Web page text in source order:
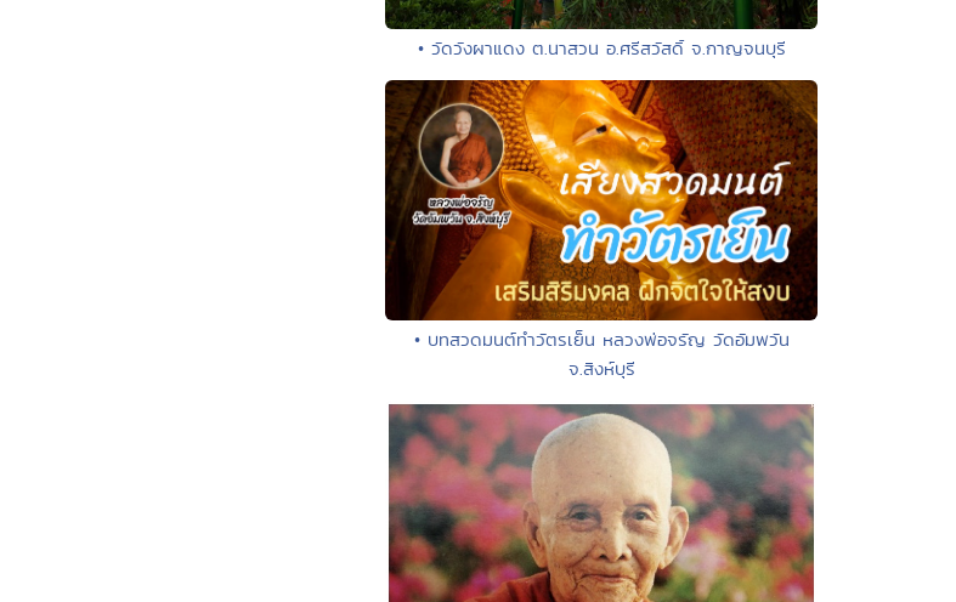
• วัดวังผาแดง ต.นาสวน อ.ศรีสวัสดิ์ จ.กาญจนบุรี
• บทสวดมนต์ทำวัตรเย็น หลวงพ่อจรัญ วัดอัมพวัน
จ.สิงห์บุรี